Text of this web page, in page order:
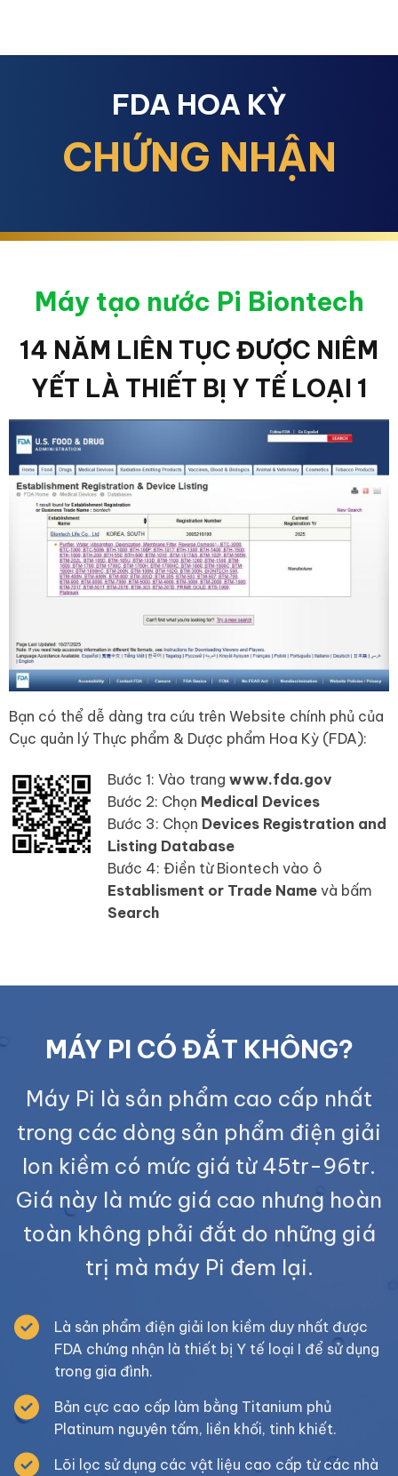
FDA HOA KỲ
CHỨNG NHẬN
Máy tạo nước Pi Biontech
14 NĂM LIÊN TỤC ĐƯỢC NIÊM
YẾT LÀ THIẾT BỊ Y TẾ LOẠI 1
Bạn có thể dễ dàng tra cứu trên Website chính phủ của
Cục quản lý Thực phẩm & Dược phẩm Hoa Kỳ (FDA):
Bước 1: Vào trang www.fda.gov
Bước 2: Chọn Medical Devices
Bước 3: Chọn Devices Registration and
Listing Database
Bước 4: Điền từ Biontech vào ô
Establisment or Trade Namevà bấm
Search
MÁY PI CÓ ĐẮT KHÔNG?
Máy Pi là sản phẩm cao cấp nhất
trong các dòng sản phẩm điện giải
Ion kiềm có mức giá từ 45tr-96tr.
Giá này là mức giá cao nhưng hoàn
toàn không phải đắt do những giá
trị mà máy Pi đem lại.
Là sản phẩm điện giải Ion kiềm duy nhất được
FDA chứng nhận là thiết bị Y tế loại I để sử dụng
trong gia đình.
Bản cực cao cấp làm bằng Titanium phủ
Platinum nguyên tấm, liền khối, tinh khiết.
Lõi lọc sử dụng các vật liệu cao cấp từ các nhà